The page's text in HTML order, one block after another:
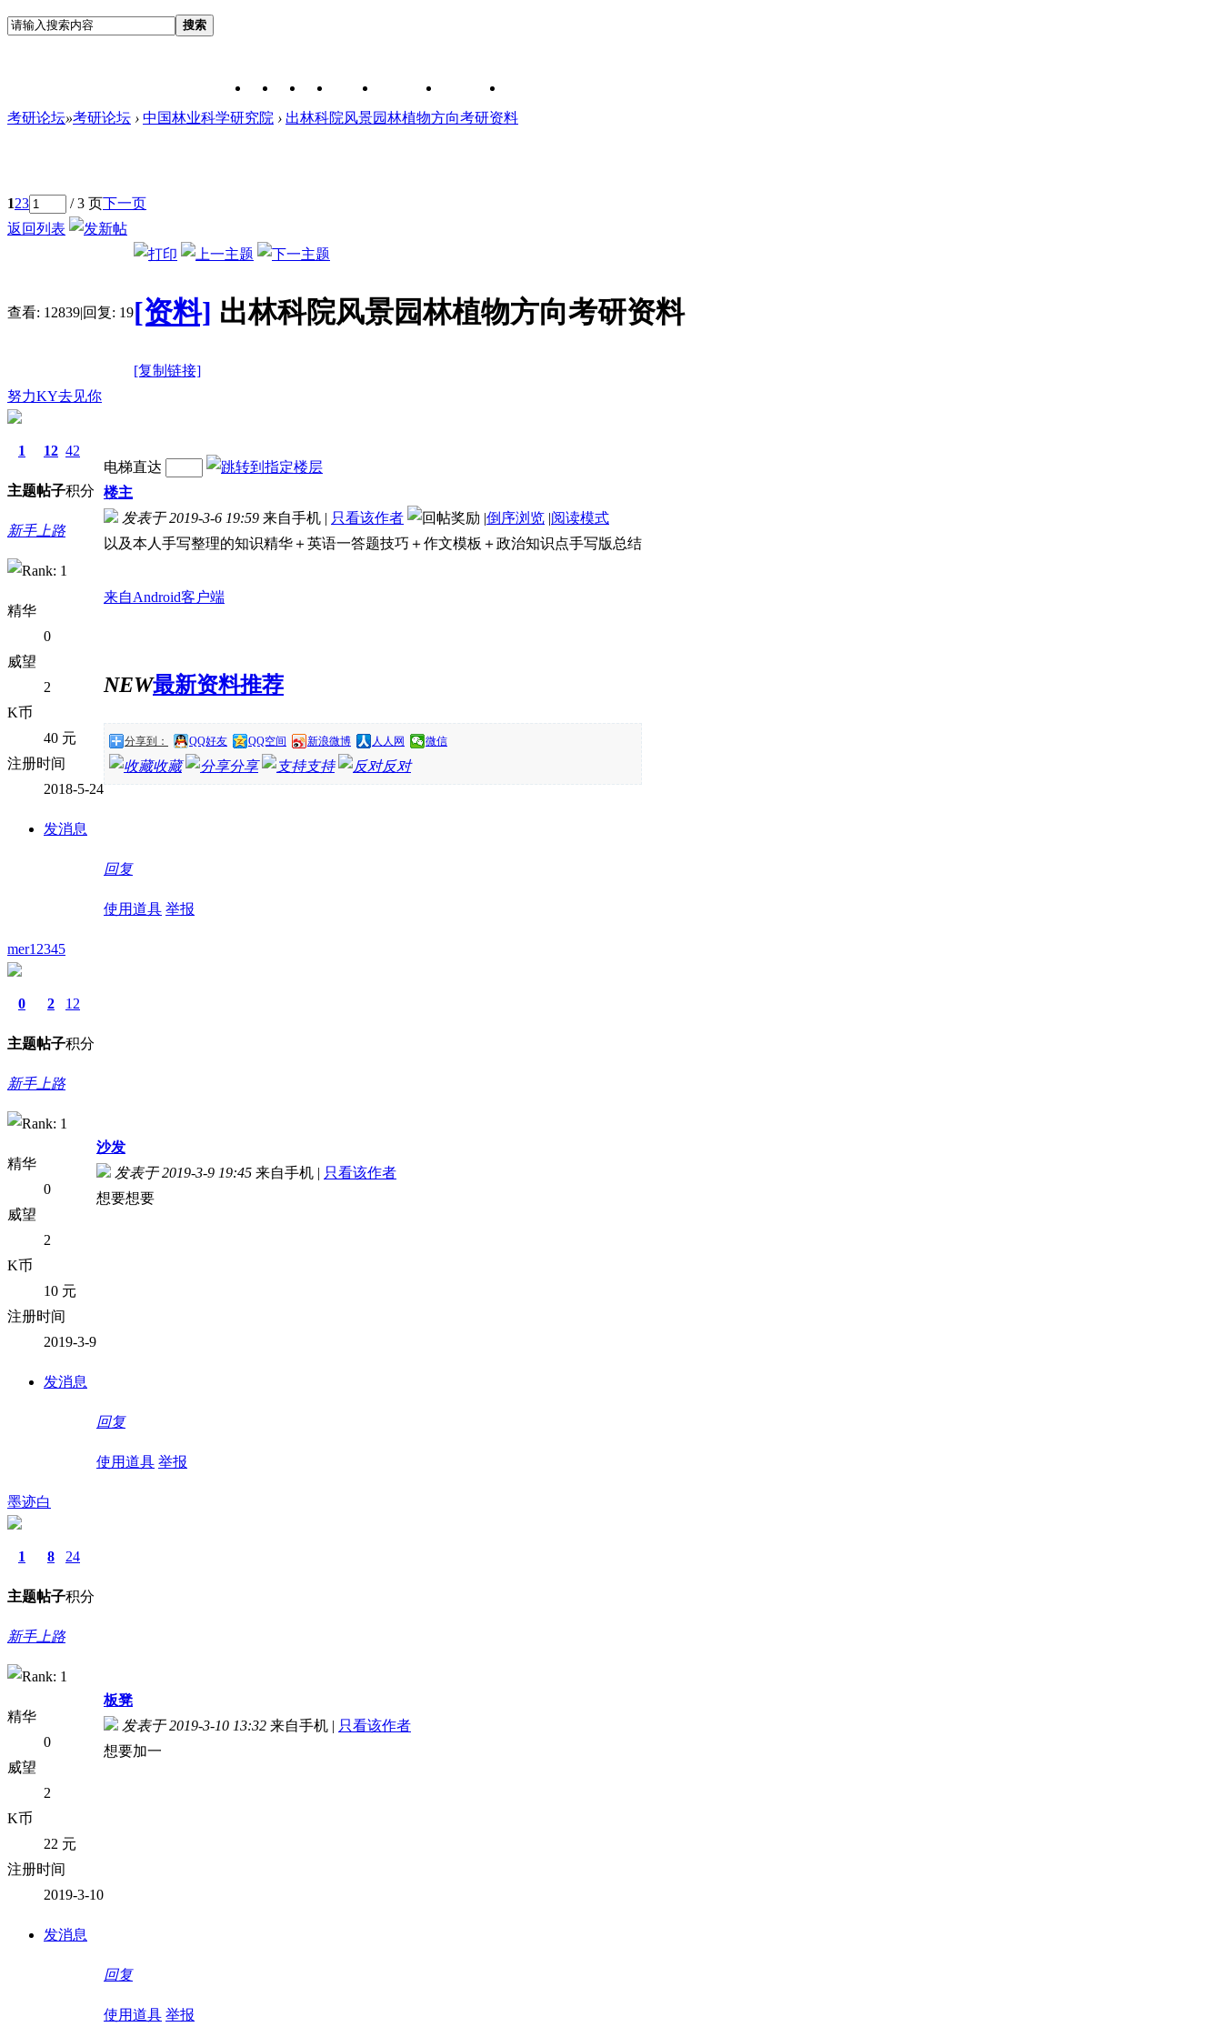
搜索
考研论坛»考研论坛 › 中国林业科学研究院 › 出林科院风景园林植物方向考研资料
123 / 3 页下一页
返回列表
查看: 12839|回复: 19[资料] 出林科院风景园林植物方向考研资料
[复制链接]
努力KY去见你
1
主题
12
帖子
42
积分
新手上路
精华
0
威望
2
K币
40 元
注册时间
2018-5-24
发消息
电梯直达
楼主
发表于 2019-3-6 19:59 来自手机 | 只看该作者 |倒序浏览 |阅读模式
以及本人手写整理的知识精华＋英语一答题技巧＋作文模板＋政治知识点手写版总结
来自Android客户端
NEW最新资料推荐
分享到： QQ好友 QQ空间 新浪微博 人人网 微信
收藏 分享 支持 反对
回复
使用道具 举报
mer12345
0
主题
2
帖子
12
积分
新手上路
精华
0
威望
2
K币
10 元
注册时间
2019-3-9
发消息
沙发
发表于 2019-3-9 19:45 来自手机 | 只看该作者
想要想要
回复
使用道具 举报
墨迹白
1
主题
8
帖子
24
积分
新手上路
精华
0
威望
2
K币
22 元
注册时间
2019-3-10
发消息
板凳
发表于 2019-3-10 13:32 来自手机 | 只看该作者
想要加一
回复
使用道具 举报